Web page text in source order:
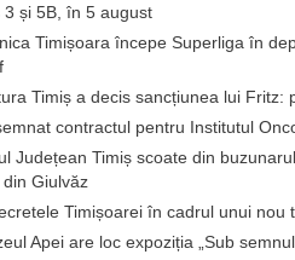
3 și 5B, în 5 august
Timișoara începe Superliga în
Timiș a decis sancțiunea lui
contractul pentru Institutul
Județean Timiș scoate din
Giulvăz
Timișoarei în cadrul unui nou
Apei are loc expoziția „Sub